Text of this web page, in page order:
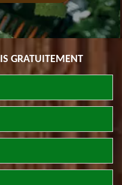
GRATUITEMENT